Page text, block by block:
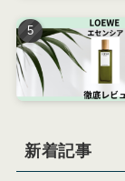
新着記事